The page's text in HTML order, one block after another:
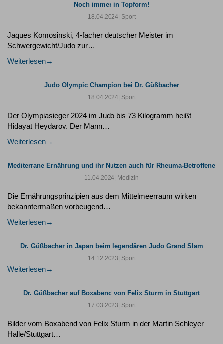
Noch immer in Topform!
18.04.2024| Sport
Jaques Komosinski, 4-facher deutscher Meister im
Schwergewicht/Judo zur…
Weiterlesen
Judo Olympic Champion bei Dr. Güßbacher
18.04.2024| Sport
Der Olympiasieger 2024 im Judo bis 73 Kilogramm heißt
Hidayat Heydarov. Der Mann…
Weiterlesen
Mediterrane Ernährung und ihr Nutzen auch für Rheuma-Betroffene
11.04.2024| Medizin
Die Ernährungsprinzipien aus dem Mittelmeerraum wirken
bekanntermaßen vorbeugend…
Weiterlesen
Dr. Güßbacher in Japan beim legendären Judo Grand Slam
14.12.2023| Sport
Weiterlesen
Dr. Güßbacher auf Boxabend von Felix Sturm in Stuttgart
17.03.2023| Sport
Bilder vom Boxabend von Felix Sturm in der Martin Schleyer
Halle/Stuttgart…